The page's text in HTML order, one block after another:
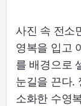
사진 속 전소
영복을 입고
를 배경으로
눈길을 끈다.
소화한 수영